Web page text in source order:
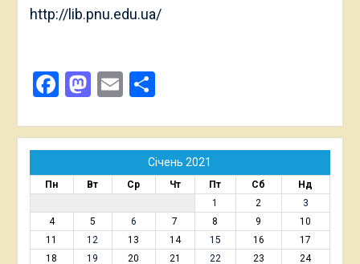
http://lib.pnu.edu.ua/
Facebook
Mastodon
EmailПоділитися
Січень 2021
Пн Вт Ср Чт Пт Сб
Нд
1
2
3
4
5 6 7 8 9
10
11
12 13 14 15 16
17
18
19 20 21 22 23 24